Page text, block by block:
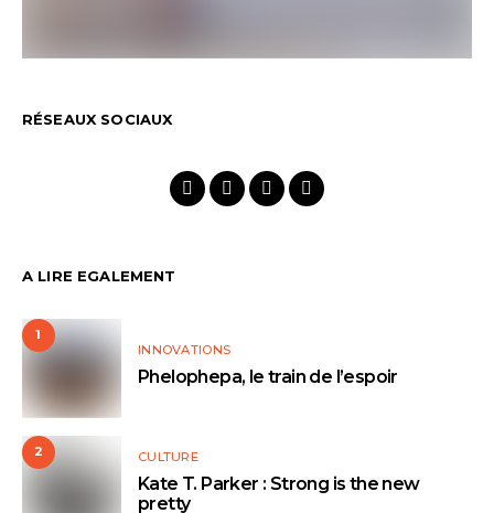
RÉSEAUX SOCIAUX
A LIRE EGALEMENT
1
INNOVATIONS
Phelophepa, le train de l’espoir
2 CULTURE
Kate T. Parker : Strong is the new
pretty